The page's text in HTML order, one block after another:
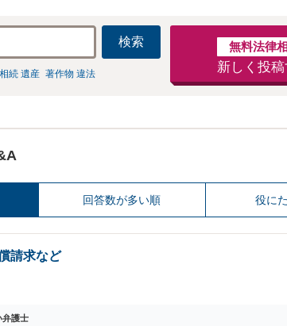
検索
相続 遺産 著作物 違法
無料法律
新しく投稿
回答数が多い順 役に
請求など
弁護士